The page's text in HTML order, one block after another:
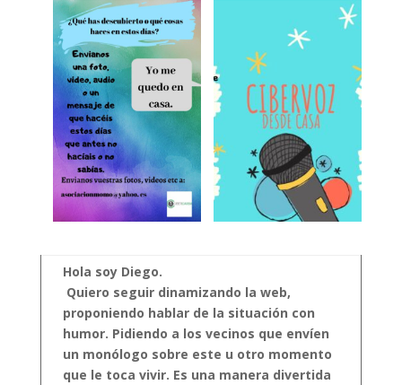
Hola soy Diego.
Quiero seguir dinamizando la web,
proponiendo hablar de la situación con
humor. Pidiendo a los vecinos que envíen
un monólogo sobre este u otro momento
que le toca vivir. Es una manera divertida